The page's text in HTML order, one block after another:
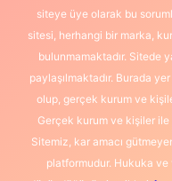
siteye üye olarak bu
sitesi, herhangi bir marka,
bulunmamaktadır. Sitede
paylaşılmaktadır. Burada
olup, gerçek kurum ve
Gerçek kurum ve kişiler
Sitemiz, kar amacı
platformudur. Hukuka ve